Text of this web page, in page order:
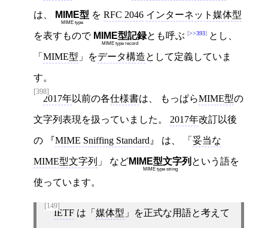
は、 MIME型
MIME type
を RFC 2046 インターネット媒体型
を表すもので MIME型記録
MIME type record
とも呼ぶ >>393 とし、
「 MIME型 」をデータ構造として定義していま
す。
[398]
2017年以前の各仕様書は、 もっぱらMIME型の
文字列表現を扱っていました。 2017年改訂以後
の MIME Sniffing Standard は、 「 妥当な
MIME型文字列 」 などMIME型文字列
MIME type string
という語を
使っています。
[149]
IETFは「 媒体型 」を正式な用語と考えて